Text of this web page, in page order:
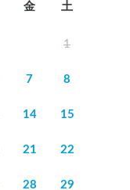
金 土
1
7 8
14 15
21 22
28 29